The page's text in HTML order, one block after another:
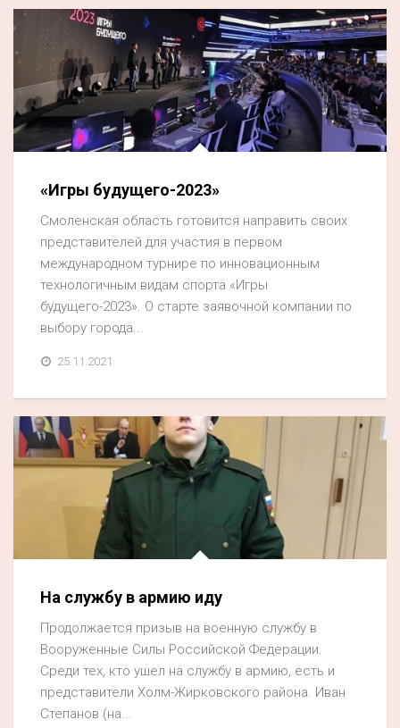
«Игры будущего-2023»
Смоленская область готовится направить своих
представителей для участия в первом
международном турнире по инновационным
технологичным видам спорта «Игры
будущего-2023». О старте заявочной компании по
выбору города...
25.11.2021
На службу в армию иду
Продолжается призыв на военную службу в
Вооруженные Силы Российской Федерации.
Среди тех, кто ушел на службу в армию, есть и
представители Холм-Жирковского района. Иван
Степанов (на...